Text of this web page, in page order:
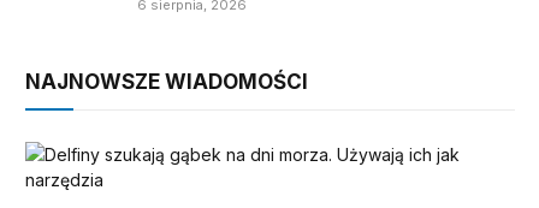
6 sierpnia, 2026
NAJNOWSZE WIADOMOŚCI